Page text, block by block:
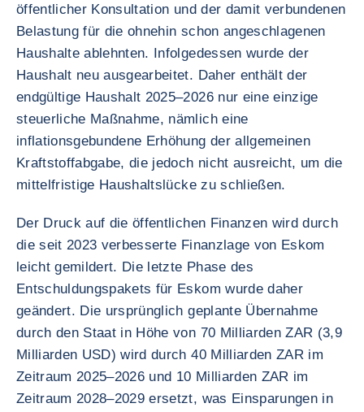
öffentlicher Konsultation und der damit verbundenen
Belastung für die ohnehin schon angeschlagenen
Haushalte ablehnten. Infolgedessen wurde der
Haushalt neu ausgearbeitet. Daher enthält der
endgültige Haushalt 2025–2026 nur eine einzige
steuerliche Maßnahme, nämlich eine
inflationsgebundene Erhöhung der allgemeinen
Kraftstoffabgabe, die jedoch nicht ausreicht, um die
mittelfristige Haushaltslücke zu schließen.
Der Druck auf die öffentlichen Finanzen wird durch
die seit 2023 verbesserte Finanzlage von Eskom
leicht gemildert. Die letzte Phase des
Entschuldungspakets für Eskom wurde daher
geändert. Die ursprünglich geplante Übernahme
durch den Staat in Höhe von 70 Milliarden ZAR (3,9
Milliarden USD) wird durch 40 Milliarden ZAR im
Zeitraum 2025–2026 und 10 Milliarden ZAR im
Zeitraum 2028–2029 ersetzt, was Einsparungen in